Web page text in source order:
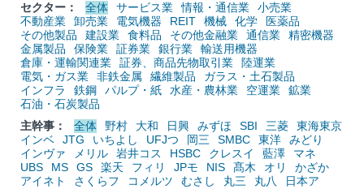
セクター：
全体 サービス業 情報・通信業
小売業
不動産業
卸売業 電気機器 REIT 機械 化学
医薬品
その他製品
建設業 食料品 その他金融業 通信業
精密機器
金属製品
保険業 証券業 銀行業
輸送用機器
倉庫・運輸関連業
証券、商品先物取引業
陸運業
電気・ガス業
非鉄金属 繊維製品
ガラス・土石製品
インフラ
鉄鋼 パルプ・紙 水産・農林業 空運業
鉱業
石油・石炭製品
主幹事：
全体 野村 大和 日興 みずほ SBI 三菱
東海東京
インベ
JTG いちよし UFJつ 岡三 SMBC 東洋
みどり
インヴァ
メリル 岩井コス HSBC クレスイ 藍澤
マネ
UBS
MS GS 楽天 フィリ JPモ NIS 髙木 オリ
かざか
アイネト
さくらフ コメルツ むさし 丸三 丸八
日本ア